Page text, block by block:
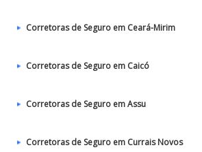
Corretoras de Seguro em Ceará-Mirim
Corretoras de Seguro em Caicó
Corretoras de Seguro em Assu
Corretoras de Seguro em Currais Novos